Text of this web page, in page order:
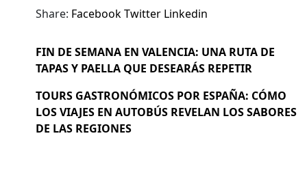
Share: FacebookTwitter Linkedin
FIN DE SEMANA EN VALENCIA: UNA RUTA DE
TAPAS Y PAELLA QUE DESEARÁS REPETIR
TOURS GASTRONÓMICOS POR ESPAÑA: CÓMO
LOS VIAJES EN AUTOBÚS REVELAN LOS SABORES
DE LAS REGIONES